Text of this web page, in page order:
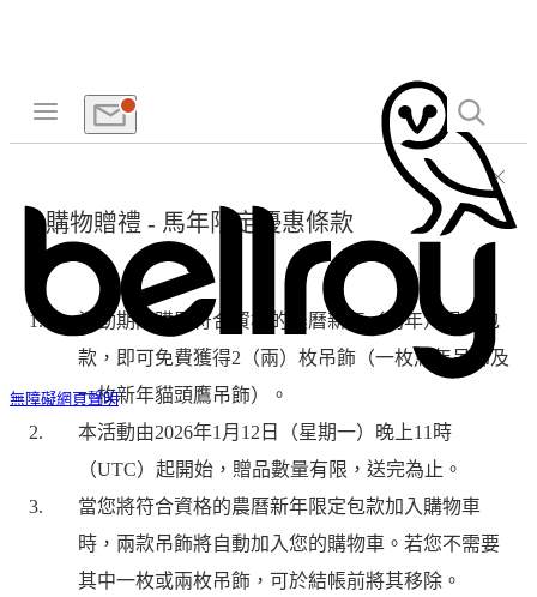
無障礙網頁聲明
購物贈禮 - 馬年限定優惠條款
活動期間購買符合資格的農曆新年（馬年）限定包
款，即可免費獲得2（兩）枚吊飾（一枚馬年吊飾及
一枚新年貓頭鷹吊飾）。
本活動由2026年1月12日（星期一）晚上11時
（UTC）起開始，贈品數量有限，送完為止。
當您將符合資格的農曆新年限定包款加入購物車
時，兩款吊飾將自動加入您的購物車。若您不需要
其中一枚或兩枚吊飾，可於結帳前將其移除。